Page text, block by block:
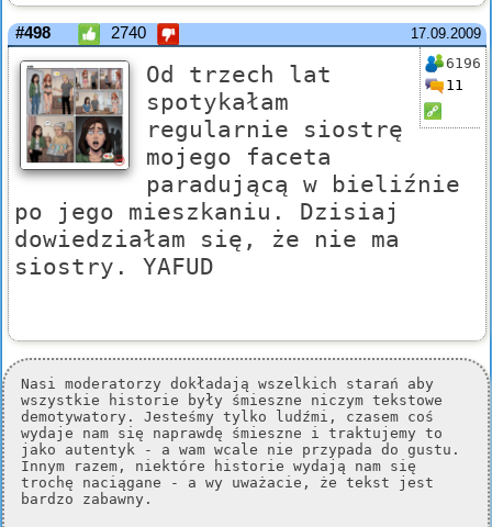
17.09.2009
#498 2740
6196
11
Od trzech lat
spotykałam
regularnie siostrę
mojego faceta
paradującą w bieliźnie
po jego mieszkaniu. Dzisiaj
dowiedziałam się, że nie ma
siostry. YAFUD
Nasi moderatorzy dokładają wszelkich starań aby
wszystkie historie były śmieszne niczym tekstowe
demotywatory. Jesteśmy tylko ludźmi, czasem coś
wydaje nam się naprawdę śmieszne i traktujemy to
jako autentyk - a wam wcale nie przypada do gustu.
Innym razem, niektóre historie wydają nam się
trochę naciągane - a wy uważacie, że tekst jest
bardzo zabawny.